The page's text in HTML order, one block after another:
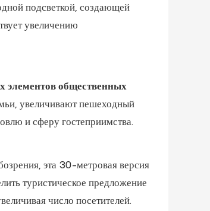
подсветкой, создающей
увеличению
элементов общественных
увеличивают пешеходный
и сферу гостеприимства.
эта 30-метровая версия
туристическое предложение
число посетителей.